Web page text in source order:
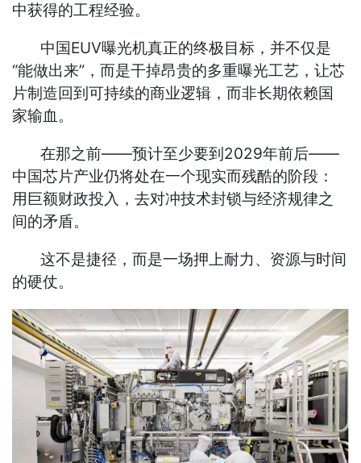
中获得的工程经验。
中国EUV曝光机真正的终极目标，并不仅是
“能做出来”，而是干掉昂贵的多重曝光工艺，让芯
片制造回到可持续的商业逻辑，而非长期依赖国
家输血。
在那之前——预计至少要到2029年前后——
中国芯片产业仍将处在一个现实而残酷的阶段：
用巨额财政投入，去对冲技术封锁与经济规律之
间的矛盾。
这不是捷径，而是一场押上耐力、资源与时间
的硬仗。